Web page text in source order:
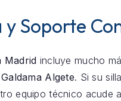
Soporte
Madrid incluye mucho
Algete. Si su
equipo técnico